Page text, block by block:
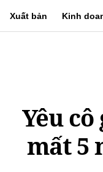
Xuất bản Kinh
Yêu
mất 5